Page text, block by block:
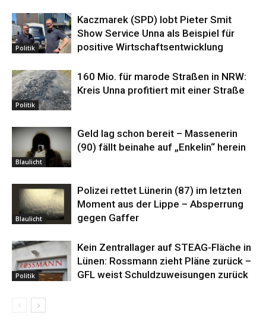
Politik
Kaczmarek (SPD) lobt Pieter Smit
Show Service Unna als Beispiel für
positive Wirtschaftsentwicklung
Politik
160 Mio. für marode Straßen in NRW:
Kreis Unna profitiert mit einer Straße
Blaulicht
Geld lag schon bereit – Massenerin
(90) fällt beinahe auf „Enkelin“ herein
Blaulicht
Polizei rettet Lünerin (87) im letzten
Moment aus der Lippe – Absperrung
gegen Gaffer
Politik
Kein Zentrallager auf STEAG-Fläche in
Lünen: Rossmann zieht Pläne zurück –
GFL weist Schuldzuweisungen zurück